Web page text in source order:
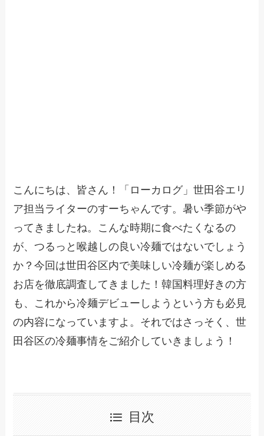
こんにちは、皆さん！「ローカログ」世田谷エリ
ア担当ライターのすーちゃんです。暑い季節がや
ってきましたね。こんな時期に食べたくなるの
が、つるっと喉越しの良い冷麺ではないでしょう
か？今回は世田谷区内で美味しい冷麺が楽しめる
お店を徹底調査してきました！韓国料理好きの方
も、これから冷麺デビューしようという方も必見
の内容になっていますよ。それではさっそく、世
田谷区の冷麺事情をご紹介していきましょう！
目次